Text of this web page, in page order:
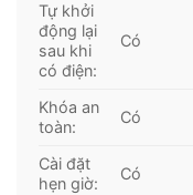
– Công nghệ giặt
Tự khởi
động lại
sau khi
có điện:
Có
Khóa an
toàn:
Có
Cài đặt
hẹn giờ:
Có